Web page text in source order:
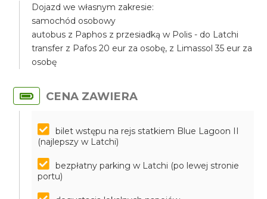
Dojazd we własnym zakresie:
samochód osobowy
autobus z Paphos z przesiadką w Polis - do Latchi
transfer z Pafos 20 eur za osobę, z Limassol 35 eur za
osobę
CENA ZAWIERA
bilet wstępu na rejs statkiem Blue Lagoon II
(najlepszy w Latchi)
bezpłatny parking w Latchi (po lewej stronie
portu)